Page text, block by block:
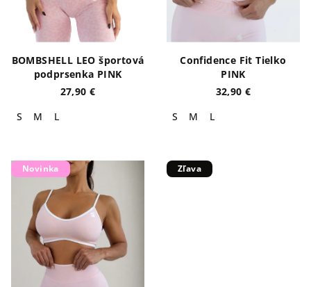
BOMBSHELL LEO športová
podprsenka PINK
27,90 €
S
M L
Confidence Fit Tielko
PINK
32,90 €
S
M L
Novinka Zľava